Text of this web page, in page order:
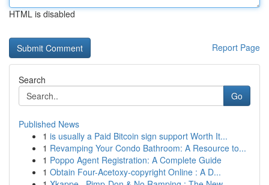
HTML is disabled
Report Page
Search
Go
Published News
1 is usually a Paid Bitcoin sign support Worth It...
1 Revamping Your Condo Bathroom: A Resource to...
1 Poppo Agent Registration: A Complete Guide
1 Obtain Four-Acetoxy-copyright Online : A D...